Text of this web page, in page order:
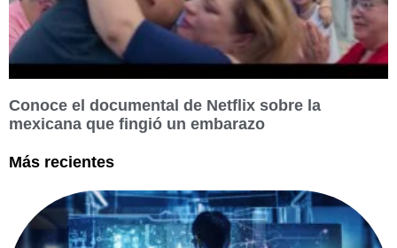
Conoce el documental de Netflix sobre la
mexicana que fingió un embarazo
Más recientes